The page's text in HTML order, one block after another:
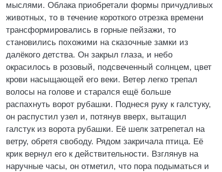
мыслями. Облака приобретали формы причудливых
животных, то в течение короткого отрезка времени
трансформировались в горные пейзажи, то
становились похожими на сказочные замки из
далёкого детства. Он закрыл глаза, и небо
окрасилось в розовый, подсвеченный солнцем, цвет
крови насыщающей его веки. Ветер легко трепал
волосы на голове и старался ещё больше
распахнуть ворот рубашки. Поднеся руку к галстуку,
он распустил узел и, потянув вверх, вытащил
галстук из ворота рубашки. Её шелк затрепетал на
ветру, обретя свободу. Рядом закричала птица. Её
крик вернул его к действительности. Взглянув на
наручные часы, он отметил, что пора подыматься и